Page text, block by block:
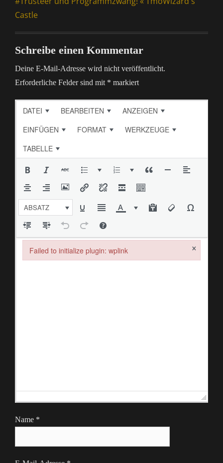
Castle
Schreibe einen Kommentar
Deine E-Mail-Adresse wird nicht veröffentlicht.
Erforderliche Felder sind mit * markiert
DATEI BEARBEITEN
ANZEIGEN
EINFÜGEN
FORMAT
WERKZEUGE
TABELLE
ABSATZ
Name *
Failed to initialize plugin: wplink ×
Failed to initialize plugin: wplink